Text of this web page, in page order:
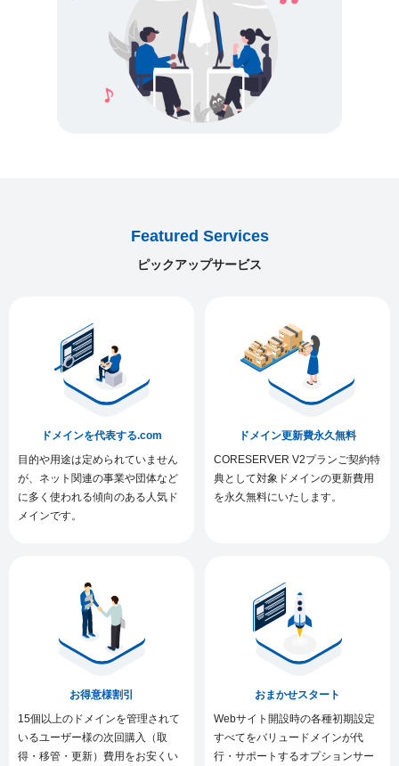
Featured Services
ピックアップサービス
ドメインを代表する.com
目的や用途は定められていません
が、ネット関連の事業や団体など
に多く使われる傾向のある人気ド
メインです。
ドメイン更新費永久無料
CORESERVER V2プランご契約特
典として対象ドメインの更新費用
を永久無料にいたします。
お得意様割引
15個以上のドメインを管理されて
いるユーザー様の次回購入（取
得・移管・更新）費用をお安くい
おまかせスタート
Webサイト開設時の各種初期設定
すべてをバリュードメインが代
行・サポートするオプションサー